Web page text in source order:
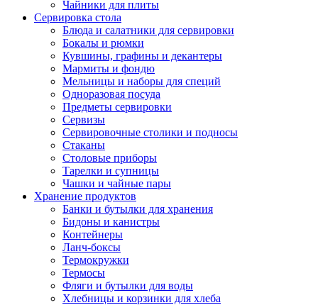
Чайники для плиты
Сервировка стола
Блюда и салатники для сервировки
Бокалы и рюмки
Кувшины, графины и декантеры
Мармиты и фондю
Мельницы и наборы для специй
Одноразовая посуда
Предметы сервировки
Сервизы
Сервировочные столики и подносы
Стаканы
Столовые приборы
Тарелки и супницы
Чашки и чайные пары
Хранение продуктов
Банки и бутылки для хранения
Бидоны и канистры
Контейнеры
Ланч-боксы
Термокружки
Термосы
Фляги и бутылки для воды
Хлебницы и корзинки для хлеба